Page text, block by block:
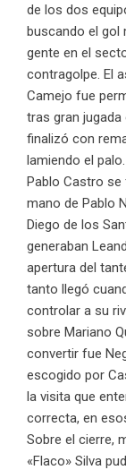
de los dos
buscando el gol
gente en el
contragolpe. El
Camejo fue
tras gran jugada
finalizó con
lamiendo el
Pablo Castro se
mano de Pablo
Diego de los
generaban
apertura del
tanto llegó
controlar a su
sobre Mariano
convertir fue
escogido por
la visita que
correcta, en
Sobre el cierre,
«Flaco» Silva